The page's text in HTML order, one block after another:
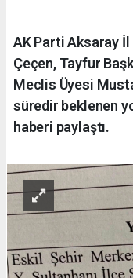
AK Parti Aksaray
Çeçen, Tayfur
Meclis Üyesi
süredir beklenen
haberi paylaştı.